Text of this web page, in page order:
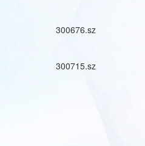
300676.sz
300715.sz